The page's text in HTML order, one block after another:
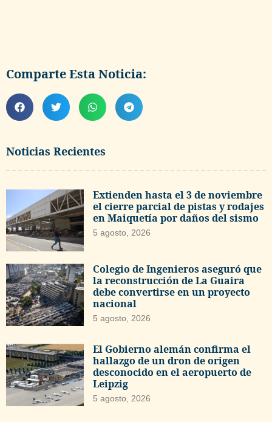
Noticias Recientes
Extienden hasta el 3 de noviembre
el cierre parcial de pistas y rodajes
en Maiquetía por daños del sismo
5 agosto, 2026
Colegio de Ingenieros aseguró que
la reconstrucción de La Guaira
debe convertirse en un proyecto
nacional
5 agosto, 2026
El Gobierno alemán confirma el
hallazgo de un dron de origen
desconocido en el aeropuerto de
Leipzig
5 agosto, 2026
Comparte Esta Noticia: